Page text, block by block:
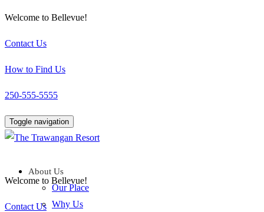
Welcome to Bellevue!
Contact Us
How to Find Us
250-555-5555
Toggle navigation
About Us
Our Place
Why Us
Welcome to Bellevue!
Contact Us